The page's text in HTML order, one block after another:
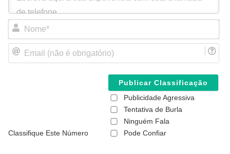
N
m
a
Classifique Este Número
Publicidade Agressiva
Tentativa de Burla
Ninguém Fala
Pode Confiar